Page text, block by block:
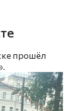
прошёл